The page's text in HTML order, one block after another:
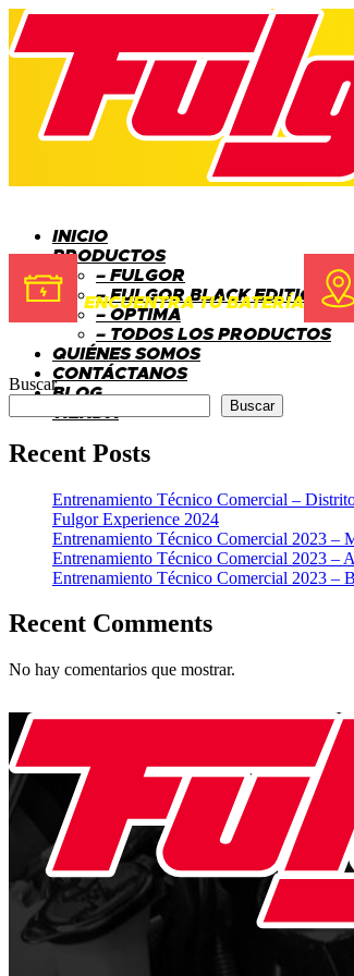
INICIO
PRODUCTOS
– FULGOR
– FULGOR BLACK EDITION
– OPTIMA
– TODOS LOS PRODUCTOS
QUIÉNES SOMOS
CONTÁCTANOS
BLOG
TIENDA
ENCUENTRA TU BATERÍA
Buscar
Buscar
Recent Posts
Entrenamiento Técnico Comercial –
Fulgor Experience 2024
Entrenamiento Técnico Comercial 2023 –
Entrenamiento Técnico Comercial 2023 –
Entrenamiento Técnico Comercial 2023 –
Recent Comments
No hay comentarios que mostrar.